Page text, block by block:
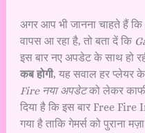
अगर आप भी जानना चाहते हैं कि
वापस आ रहा है, तो बता दें कि
इस बार नए अपडेट के साथ हो
कब होगी, यह सवाल हर प्लेयर
Fire नया अपडेटको लेकर
दिया है कि इस बार Free Fire
गया है ताकि गेमर्स को पुराना